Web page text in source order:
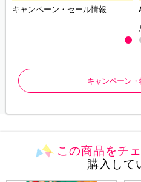
キャンペーン・セール情報
キャンペーン
この商品をチ
購入して